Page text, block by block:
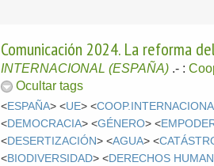
Comunicación 2024. La reforma
INTERNACIONAL (ESPAÑA) .- :
Ocultar tags
<ESPAÑA> <UE> <
<DEMOCRACIA> <GÉNERO> <
<DESERTIZACIÓN> <AGUA> <
<BIODIVERSIDAD> <DERECHOS